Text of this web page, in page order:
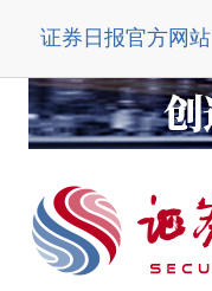
证券日报官方网站